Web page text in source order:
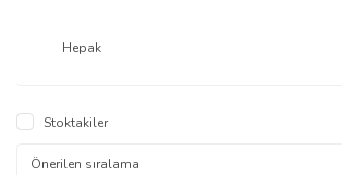
Hepak
Stoktakiler